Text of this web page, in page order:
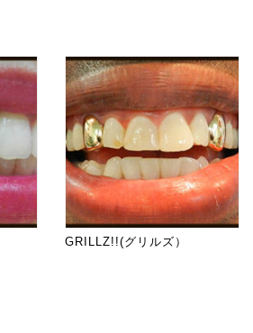
GRILLZ!!(グリルズ）